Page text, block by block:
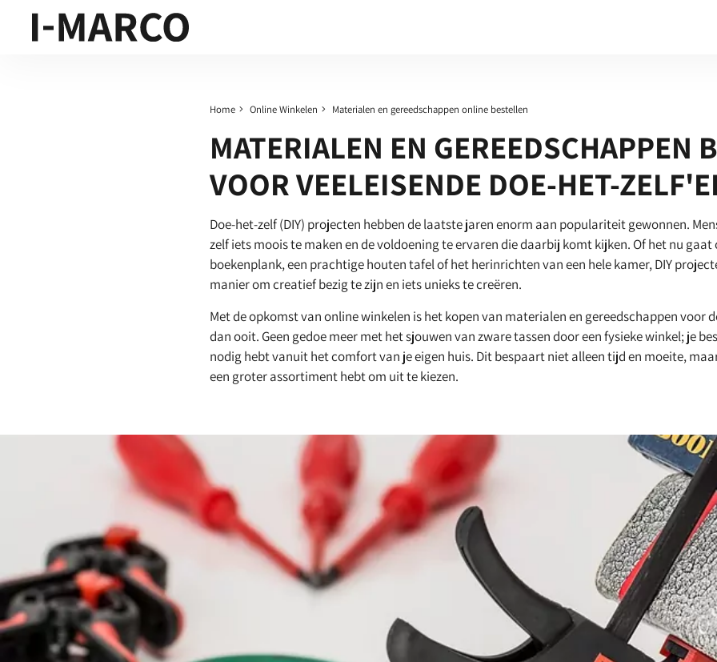
Home Online Winkelen Materialen en gereedschappen online bestellen
MATERIALEN EN GEREEDSCHAPPEN
VOOR VEELEISENDE DOE-HET-
Doe-het-zelf (DIY) projecten hebben de laatste jaren enorm aan populariteit gewonnen.
zelf iets moois te maken en de voldoening te ervaren die daarbij komt kijken. Of het nu gaat
boekenplank, een prachtige houten tafel of het herinrichten van een hele kamer, DIY
manier om creatief bezig te zijn en iets unieks te creëren.
Met de opkomst van online winkelen is het kopen van materialen en gereedschappen voor
dan ooit. Geen gedoe meer met het sjouwen van zware tassen door een fysieke winkel; je
nodig hebt vanuit het comfort van je eigen huis. Dit bespaart niet alleen tijd en moeite,
een groter assortiment hebt om uit te kiezen.